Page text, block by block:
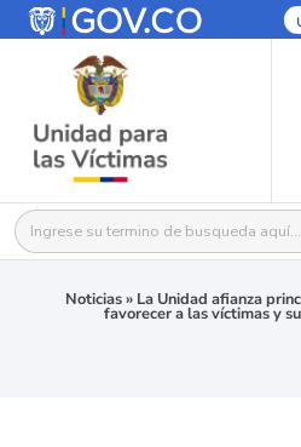
Buscar:
Noticias» La Unidad afianza
favorecer a las víctimas y